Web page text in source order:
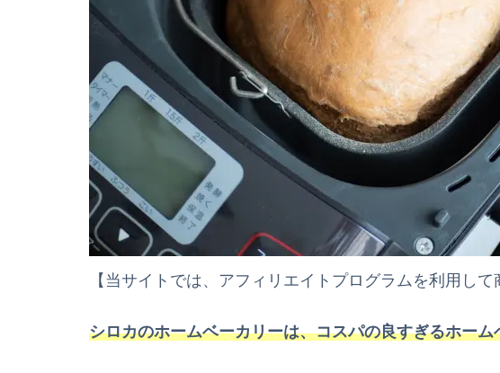
【当サイトでは、アフィリエイトプログラムを利用して
シロカのホームベーカリーは、コスパの良すぎるホーム